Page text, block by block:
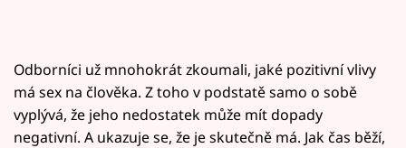
Odborníci už mnohokrát zkoumali, jaké pozitivní vlivy
má sex na člověka. Z toho v podstatě samo o sobě
vyplývá, že jeho nedostatek může mít dopady
negativní. A ukazuje se, že je skutečně má. Jak čas běží,